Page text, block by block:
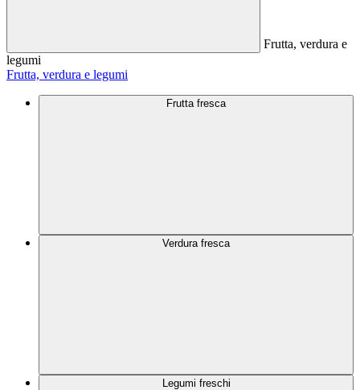
Frutta, verdura e
legumi
Frutta, verdura e legumi
Frutta fresca
Verdura fresca
Legumi freschi